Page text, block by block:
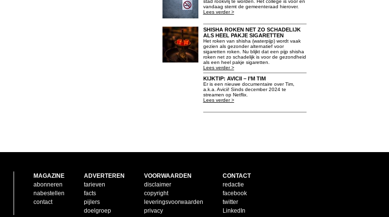
stad rookvrij te worden. Het college is voor en
vandaag stemt de gemeenteraad hierover.
Lees verder >
SHISHA ROKEN NET ZO SCHADELIJK
ALS HEEL PAKJE SIGARETTEN
Het roken van shisha (waterpijp) wordt vaak
gezien als gezonder alternatief voor
sigaretten roken. Nu blijkt dat een pijp shisha
roken net zo schadelijk is voor de gezondheid
als een heel pakje sigaretten.
Lees verder >
KIJKTIP: AVICII – I’M TIM
Er is een nieuwe documentaire over Tim,
a.k.a. Avicii! Sinds december 2024 te
streamen op Netflix.
Lees verder >
MAGAZINE
abonneren
nabestellen
contact
ADVERTEREN
tarieven
facts
pijlers
doelgroep
VOORWAARDEN
disclaimer
copyright
leveringsvoorwaarden
privacy
CONTACT
redactie
facebook
twitter
LinkedIn